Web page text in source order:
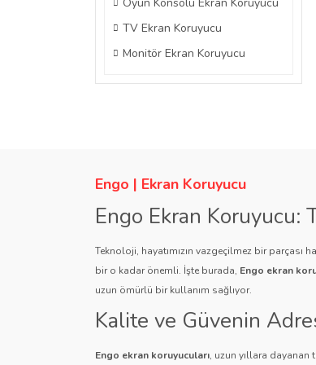
TV Ekran Koruyucu
Monitör Ekran Koruyucu
Engo | Ekran Koruyucu
Engo Ekran Koruyucu:
Teknoloji, hayatımızın vazgeçilmez bir
bir o kadar önemli. İşte burada, Engo ekran
uzun ömürlü bir kullanım sağlıyor.
Kalite ve Güvenin
Engo ekran koruyucuları, uzun yıllara